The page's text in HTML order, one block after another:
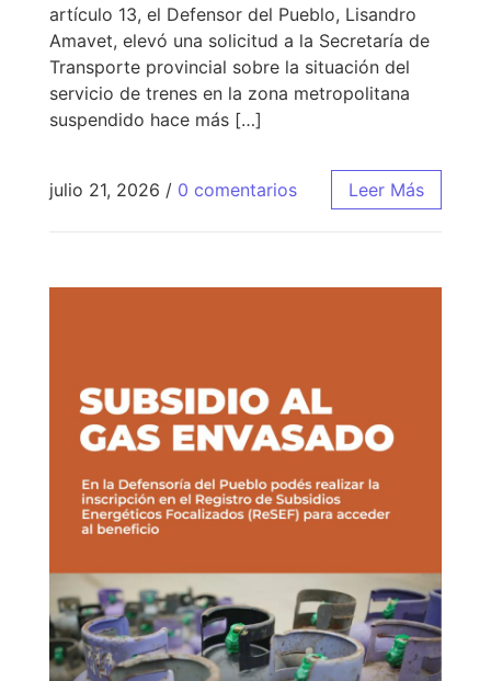
artículo 13, el Defensor del Pueblo, Lisandro
Amavet, elevó una solicitud a la Secretaría de
Transporte provincial sobre la situación del
servicio de trenes en la zona metropolitana
suspendido hace más […]
julio 21, 2026 / 0 comentarios Leer Más